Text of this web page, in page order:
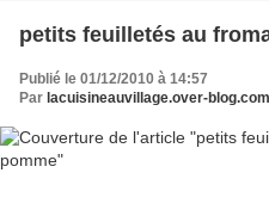
petits feuilletés au
Publié le 01/12/2010 à 14:57
Par lacuisineauvillage.over-blog.com